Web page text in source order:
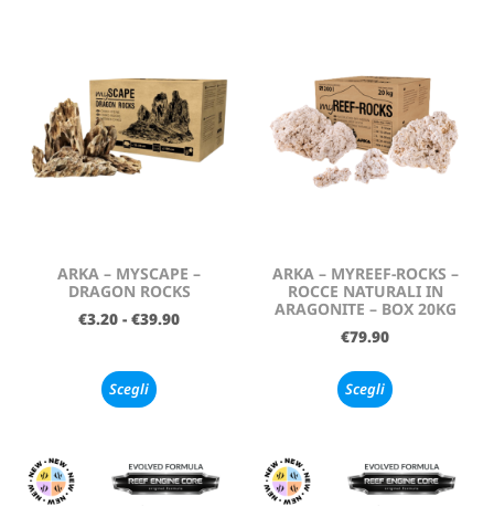
ARKA – MYSCAPE –
DRAGON ROCKS
€3.20 - €39.90
Scegli
ARKA – MYREEF-ROCKS –
ROCCE NATURALI IN
ARAGONITE – BOX 20KG
€79.90
Scegli